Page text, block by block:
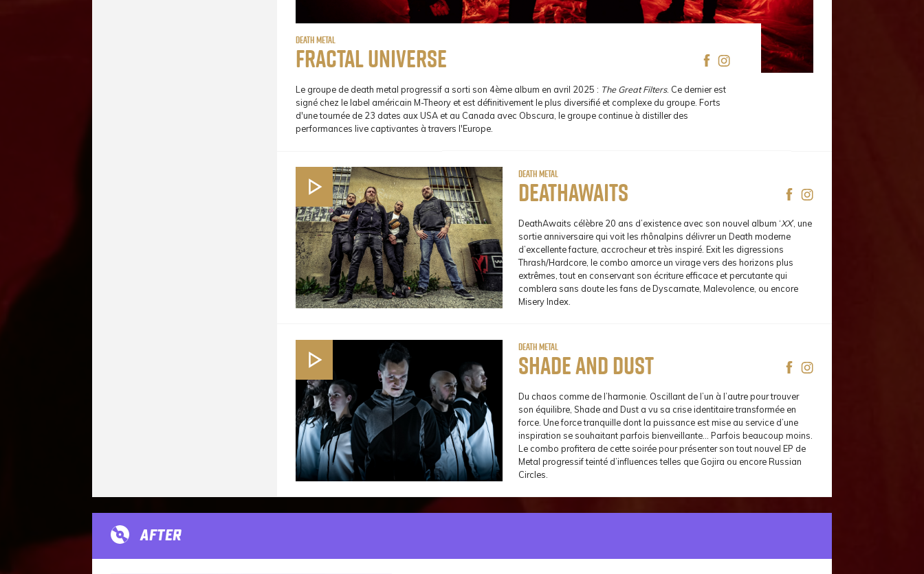
Death Metal
Fractal Universe
Le groupe de death metal progressif a sorti son 4ème album en avril 2025 : The Great Filters. Ce dernier est
signé chez le label américain M-Theory et est définitivement le plus diversifié et complexe du groupe. Forts
d'une tournée de 23 dates aux USA et au Canada avec Obscura, le groupe continue à distiller des
performances live captivantes à travers l'Europe.
Death Metal
DeathAwaits
DeathAwaits célèbre 20 ans d’existence avec son nouvel album ‘XX’, une
sortie anniversaire qui voit les rhônalpins délivrer un Death moderne
d’excellente facture, accrocheur et très inspiré. Exit les digressions
Thrash/Hardcore, le combo amorce un virage vers des horizons plus
extrêmes, tout en conservant son écriture efficace et percutante qui
comblera sans doute les fans de Dyscarnate, Malevolence, ou encore
Misery Index.
Death Metal
Shade and Dust
Du chaos comme de l’harmonie. Oscillant de l’un à l’autre pour trouver
son équilibre, Shade and Dust a vu sa crise identitaire transformée en
force. Une force tranquille dont la puissance est mise au service d’une
inspiration se souhaitant parfois bienveillante… Parfois beaucoup moins.
Le combo profitera de cette soirée pour présenter son tout nouvel EP de
Metal progressif teinté d’influences telles que Gojira ou encore Russian
Circles.
AFTER